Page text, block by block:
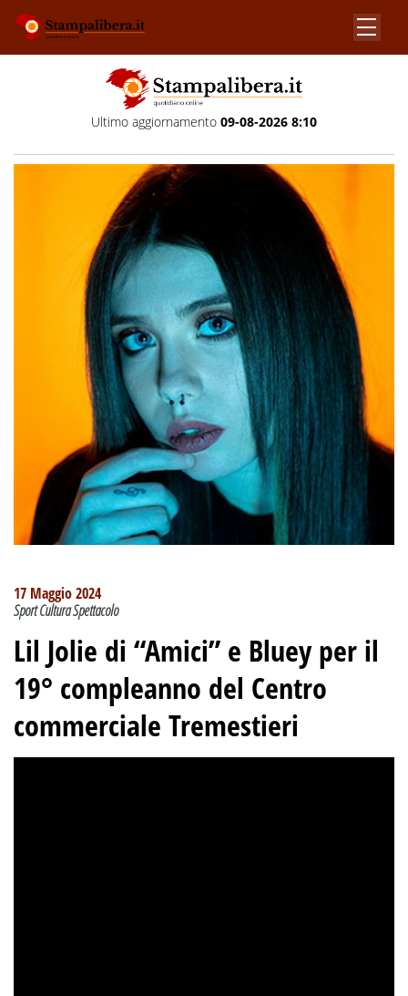
Ultimo aggiornamento 09-08-2026 8:10
17 Maggio 2024
Sport Cultura Spettacolo
Lil Jolie di “Amici” e Bluey per il
19° compleanno del Centro
commerciale Tremestieri